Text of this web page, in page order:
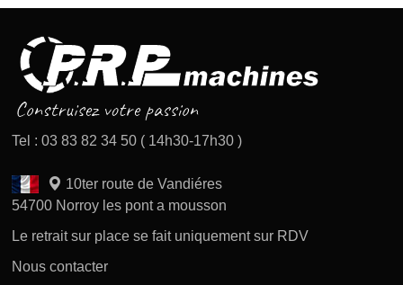
Tel : 03 83 82 34 50 ( 14h30-17h30 )
10ter route de Vandiéres
54700 Norroy les pont a mousson
Le retrait sur place se fait uniquement sur RDV
Nous contacter